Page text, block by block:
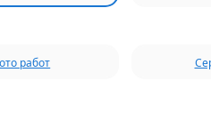
работ